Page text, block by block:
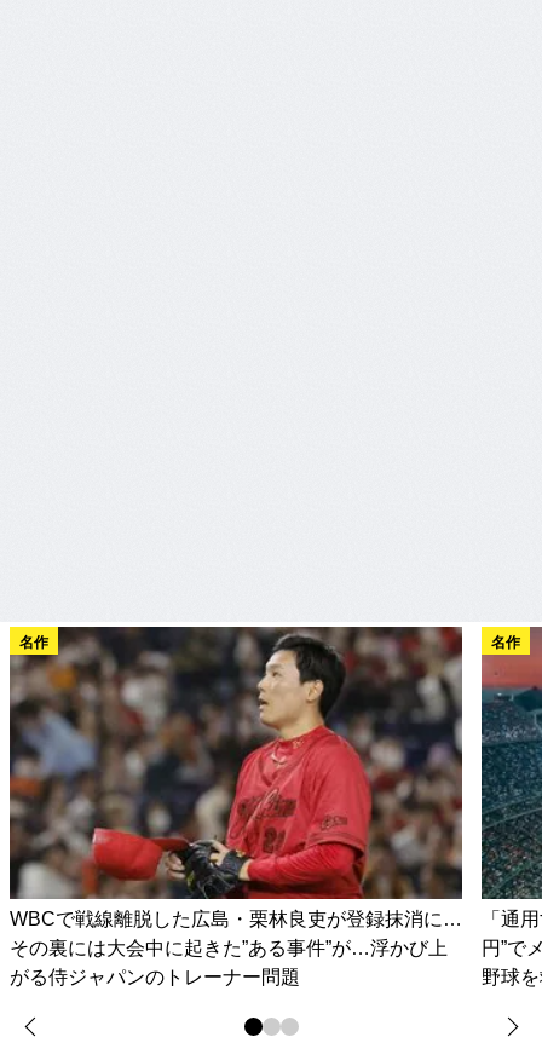
名作
WBCで戦線離脱した広島・栗林良吏が登録抹消に…
その裏には大会中に起きた”ある事件”が…浮かび上
がる侍ジャパンのトレーナー問題
名作
「通
円”で
野球